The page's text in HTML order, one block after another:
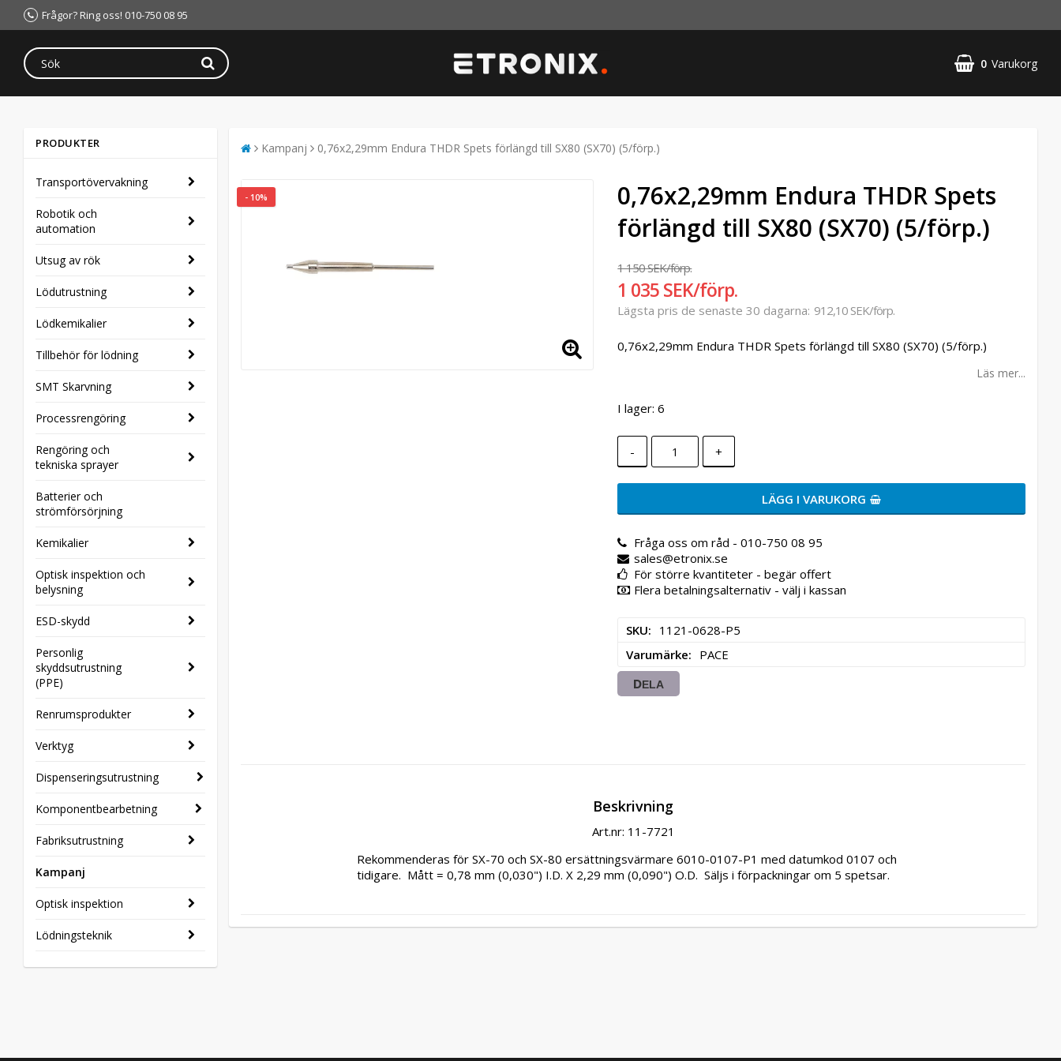
Frågor? Ring oss! 010-750 08 95
0 Varukorg
PRODUKTER
Transportövervakning
Robotik och
automation
Utsug av rök
Lödutrustning
Lödkemikalier
Tillbehör för lödning
SMT Skarvning
Processrengöring
Rengöring och
tekniska sprayer
Batterier och
strömförsörjning
Kemikalier
Optisk inspektion och
belysning
ESD-skydd
Personlig
skyddsutrustning
(PPE)
Renrumsprodukter
Verktyg
Dispenseringsutrustning
Komponentbearbetning
Fabriksutrustning
Kampanj
Optisk inspektion
Lödningsteknik
Kampanj 0,76x2,29mm Endura THDR Spets förlängd till SX80 (SX70) (5/förp.)
- 10%
0,76x2,29mm Endura THDR Spets
förlängd till SX80 (SX70) (5/förp.)
1 150 SEK/förp.
1 035 SEK/förp.
Lägsta pris de senaste 30 dagarna 912,10 SEK/förp.
0,76x2,29mm Endura THDR Spets förlängd till SX80 (SX70) (5/förp.)
Läs mer...
I lager: 6
- +
LÄGG I VARUKORG
Fråga oss om råd - 010-750 08 95
sales@etronix.se
För större kvantiteter - begär offert
Flera betalningsalternativ - välj i kassan
SKU
1121-0628-P5
Varumärke
PACE
DELA
Beskrivning
Art.nr: 11-7721
Rekommenderas för SX-70 och SX-80 ersättningsvärmare 6010-0107-P1 med datumkod 0107 och
tidigare.  Mått = 0,78 mm (0,030") I.D. X 2,29 mm (0,090") O.D.  Säljs i förpackningar om 5 spetsar.